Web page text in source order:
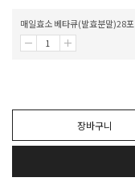
매일효소 베타큐(발효분말)28포
장바구니